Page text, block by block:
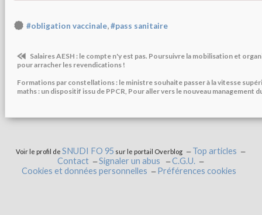
#obligation vaccinale,#pass sanitaire
Salaires AESH : le compte n'y est pas. Poursuivre la mobilisation et
pour arracher les revendications !
Formations par constellations : le ministre souhaite passer à la vitesse
maths : un dispositif issu de PPCR, Pour aller vers le nouveau management
Voir le profil deSNUDI FO 95 sur le portail Overblog
Top articles
Contact
Signaler un abus
C.G.U.
Cookies et données personnelles
Préférences cookies